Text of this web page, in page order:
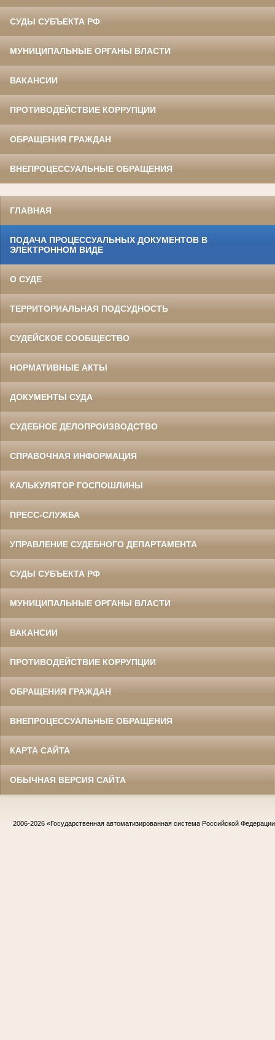
СУДЫ СУБЪЕКТА РФ
МУНИЦИПАЛЬНЫЕ ОРГАНЫ ВЛАСТИ
ВАКАНСИИ
ПРОТИВОДЕЙСТВИЕ КОРРУПЦИИ
ОБРАЩЕНИЯ ГРАЖДАН
ВНЕПРОЦЕССУАЛЬНЫЕ ОБРАЩЕНИЯ
ГЛАВНАЯ
ПОДАЧА ПРОЦЕССУАЛЬНЫХ ДОКУМЕНТОВ В
ЭЛЕКТРОННОМ ВИДЕ
О СУДЕ
ТЕРРИТОРИАЛЬНАЯ ПОДСУДНОСТЬ
СУДЕЙСКОЕ СООБЩЕСТВО
НОРМАТИВНЫЕ АКТЫ
ДОКУМЕНТЫ СУДА
СУДЕБНОЕ ДЕЛОПРОИЗВОДСТВО
СПРАВОЧНАЯ ИНФОРМАЦИЯ
КАЛЬКУЛЯТОР ГОСПОШЛИНЫ
ПРЕСС-СЛУЖБА
УПРАВЛЕНИЕ СУДЕБНОГО ДЕПАРТАМЕНТА
СУДЫ СУБЪЕКТА РФ
МУНИЦИПАЛЬНЫЕ ОРГАНЫ ВЛАСТИ
ВАКАНСИИ
ПРОТИВОДЕЙСТВИЕ КОРРУПЦИИ
ОБРАЩЕНИЯ ГРАЖДАН
ВНЕПРОЦЕССУАЛЬНЫЕ ОБРАЩЕНИЯ
КАРТА САЙТА
ОБЫЧНАЯ ВЕРСИЯ САЙТА
2006-2026 «Государственная автоматизированная система Российской